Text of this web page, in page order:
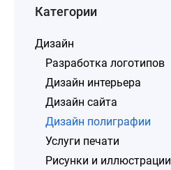
Категории
Дизайн
Разработка логотипов
Дизайн интерьера
Дизайн сайта
Дизайн полиграфии
Услуги печати
Рисунки и иллюстрации